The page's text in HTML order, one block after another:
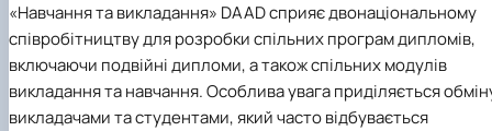
«Навчання та викладання» DAAD сприяє двонаціональному
співробітництву для розробки спільних програм дипломів,
включаючи подвійні дипломи, а також спільних модулів
викладання та навчання. Особлива увага приділяється
викладачами та студентами, який часто відбувається